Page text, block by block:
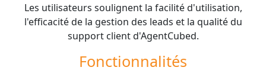
Les utilisateurs soulignent la facilité d'utilisation,
l'efficacité de la gestion des leads et la qualité du
support client d'AgentCubed.
Fonctionnalités